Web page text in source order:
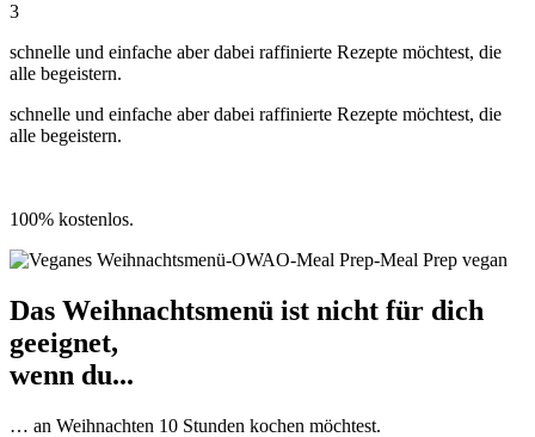
3
schnelle und einfache aber dabei raffinierte Rezepte möchtest, die
alle begeistern.
schnelle und einfache aber dabei raffinierte Rezepte möchtest, die
alle begeistern.
100% kostenlos.
Das Weihnachtsmenü ist nicht für dich
geeignet,
wenn du...
… an Weihnachten 10 Stunden kochen möchtest.